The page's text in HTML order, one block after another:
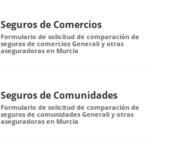
Seguros de Comercios
Formulario de solicitud de comparación de
seguros de comercios Generali y otras
aseguradoras en Murcia
Seguros de Comunidades
Formulario de solicitud de comparación de
seguros de comunidades Generali y otras
aseguradoras en Murcia